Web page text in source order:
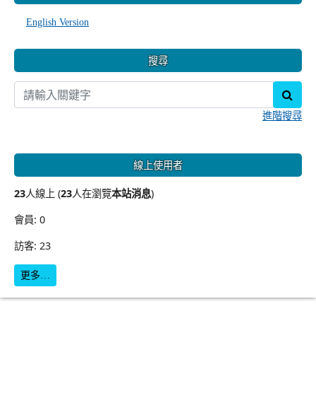
English Version
搜尋
進階搜尋
線上使用者
23人線上 (23人在瀏覽本站消息)
會員: 0
訪客: 23
更多…